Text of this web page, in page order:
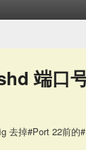
端口
去掉#Port 22前的#